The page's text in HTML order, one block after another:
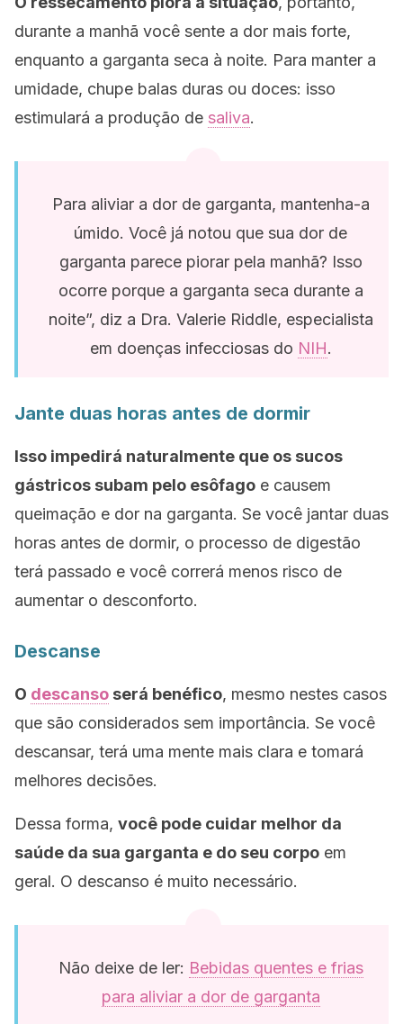
durante a manhã você sente a dor mais forte,
enquanto a garganta seca à noite. Para manter a
umidade, chupe balas duras ou doces: isso
estimulará a produção de saliva.
Para aliviar a dor de garganta, mantenha-a
úmido. Você já notou que sua dor de
garganta parece piorar pela manhã? Isso
ocorre porque a garganta seca durante a
noite”, diz a Dra. Valerie Riddle, especialista
em doenças infecciosas do NIH.
Jante duas horas antes de dormir
Isso impedirá naturalmente que os sucos
gástricos subam pelo esôfago e causem
queimação e dor na garganta. Se você jantar duas
horas antes de dormir, o processo de digestão
terá passado e você correrá menos risco de
aumentar o desconforto.
Descanse
O descanso será benéfico, mesmo nestes casos
que são considerados sem importância. Se você
descansar, terá uma mente mais clara e tomará
melhores decisões.
Dessa forma, você pode cuidar melhor da
saúde da sua garganta e do seu corpo em
geral. O descanso é muito necessário.
Não deixe de ler: Bebidas quentes e frias
para aliviar a dor de garganta